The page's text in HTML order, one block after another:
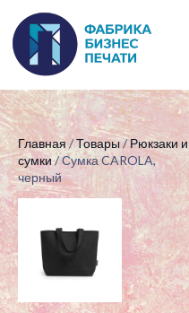
Главная/Товары/Рюкзаки и
сумки/ Сумка CAROLA,
черный